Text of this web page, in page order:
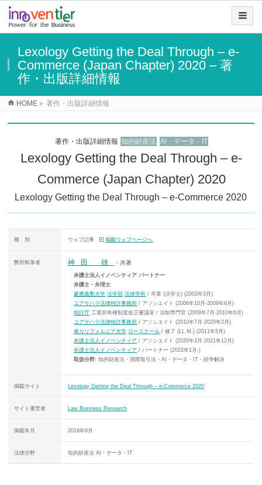
Lexology Getting the Deal Through – e-
Commerce (Japan Chapter) 2020 – 著
作・出版詳細情報
HOME » 著作・出版詳細情報
著作・出版詳細情報 知的財産法 AI・データ・IT
Lexology Getting the Deal Through – e-
Commerce (Japan Chapter) 2020
Lexology Getting the Deal Through – e-Commerce 2020
種 別 ウェブ記事 掲載ウェブページへ
弊所執筆者 神田 雄 ・共著
弁護士法人イノベンティア パートナー
弁護士・弁理士
慶應義塾大学 法学部 法律学科 / 卒業 (法学士) (2003年3月)
ユアサハラ法律特許事務所 / アソシエイト (2006年10月-2009年6月)
特許庁 工業所有権制度改正審議室 / 法制専門官 (2009年7月-2010年6月)
ユアサハラ法律特許事務所 / アソシエイト (2010年7月-2020年2月)
南カリフォルニア大学 ロースクール / 修了 (LL.M.) (2011年5月)
弁護士法人イノベンティア / アソシエイト (2020年3月-2021年12月)
弁護士法人イノベンティア / パートナー (2022年1月-)
取扱分野: 知的財産法・国際取引法・AI・データ・IT・紛争解決
掲載サイト Lexology Getting the Deal Through – e-Commerce 2020
サイト運営者 Law Business Research
掲載年月 2019年8月
法律分野 知的財産法 AI・データ・IT